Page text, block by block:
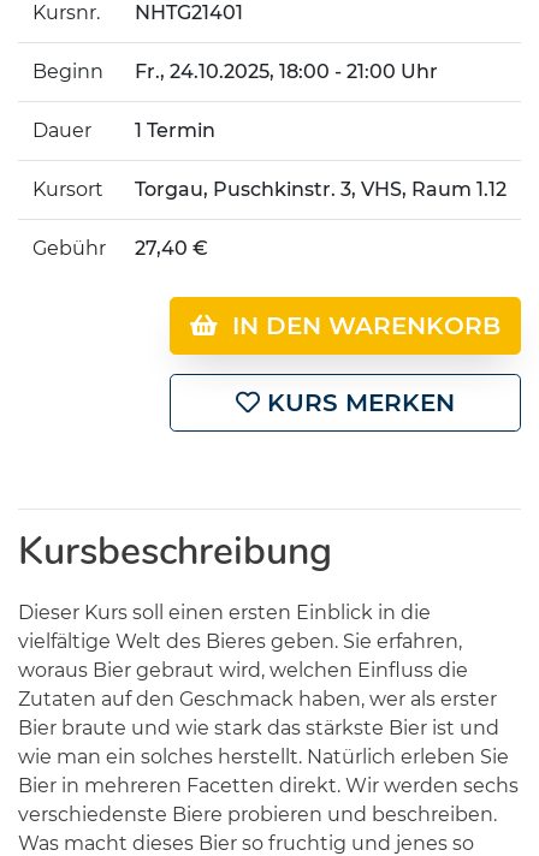
Kursnr. NHTG21401
Beginn Fr., 24.10.2025, 18:00 - 21:00 Uhr
Dauer 1 Termin
Kursort Torgau, Puschkinstr. 3, VHS, Raum 1.12
Gebühr 27,40 €
IN DEN WARENKORB
KURS MERKEN
Kursbeschreibung
Dieser Kurs soll einen ersten Einblick in die
vielfältige Welt des Bieres geben. Sie erfahren,
woraus Bier gebraut wird, welchen Einfluss die
Zutaten auf den Geschmack haben, wer als erster
Bier braute und wie stark das stärkste Bier ist und
wie man ein solches herstellt. Natürlich erleben Sie
Bier in mehreren Facetten direkt. Wir werden sechs
verschiedenste Biere probieren und beschreiben.
Was macht dieses Bier so fruchtig und jenes so